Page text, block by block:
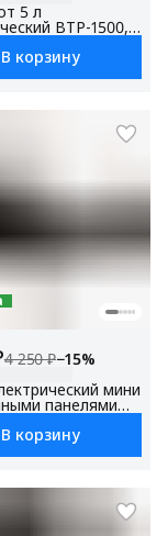
5 л
BTP-1500, с
Сенсорное
Блокировка
В корзину
4 250 ₽−15%
мини
панелями
для дома, для
защита от
В корзину